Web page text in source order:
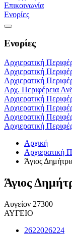
Επικοινωνία
Ενορίες
Ενορίες
Αρχιερατική
Αρχιερατική
Αρχιερατική
Αρχ. Περιφέρεια
Αρχιερατική
Αρχιερατική
Αρχιερατική
Αρχιερατική
Αρχική
Αρχιερατική
Άγιος
Άγιος
Αυγείον 27300
ΑΥΓΕΙΟ
2622026224